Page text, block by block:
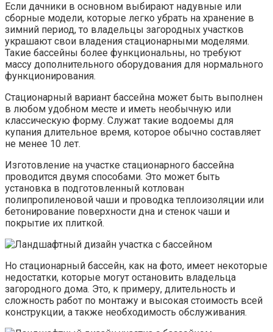
Если дачники в основном выбирают надувные или
сборные модели, которые легко убрать на хранение в
зимний период, то владельцы загородных участков
украшают свои владения стационарными моделями.
Такие бассейны более функциональны, но требуют
массу дополнительного оборудования для нормального
функционирования.
Стационарный вариант бассейна может быть выполнен
в любом удобном месте и иметь необычную или
классическую форму. Служат такие водоемы для
купания длительное время, которое обычно составляет
не менее 10 лет.
Изготовление на участке стационарного бассейна
проводится двумя способами. Это может быть
установка в подготовленный котлован
полипропиленовой чаши и проводка теплоизоляции или
бетонирование поверхности дна и стенок чаши и
покрытие их плиткой.
Но стационарный бассейн, как на фото, имеет некоторые
недостатки, которые могут остановить владельца
загородного дома. Это, к примеру, длительность и
сложность работ по монтажу и высокая стоимость всей
конструкции, а также необходимость обслуживания.